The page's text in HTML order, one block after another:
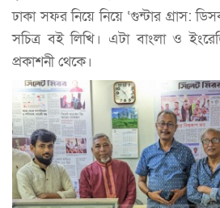
ঢাকা সফর নিয়ে নিয়ে ‘গুন্টার গ্রাস:
সচিত্র বই লিখি। এটা বাংলা ও
প্রকাশনী থেকে।